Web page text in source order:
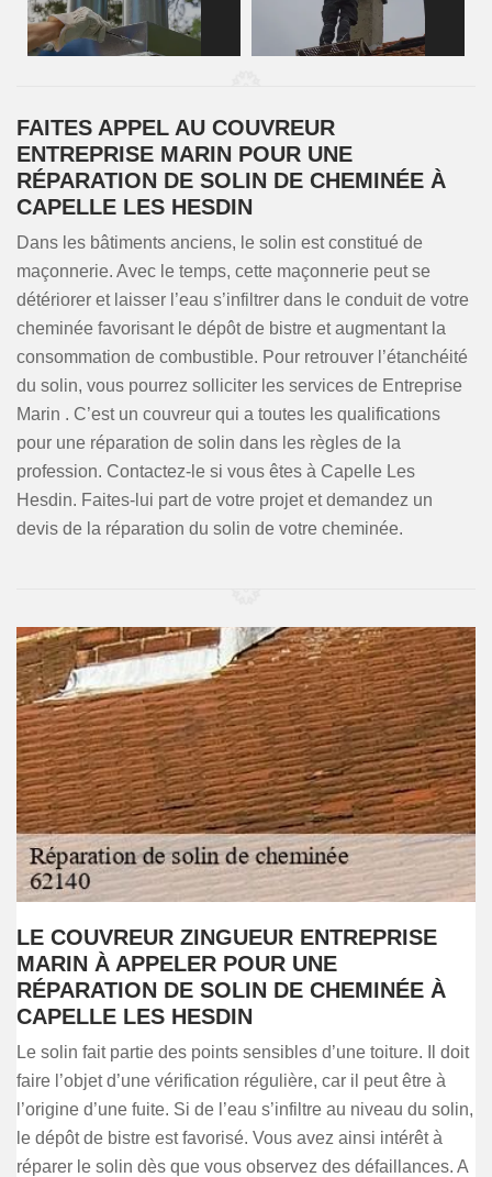
FAITES APPEL AU COUVREUR
ENTREPRISE MARIN POUR UNE
RÉPARATION DE SOLIN DE CHEMINÉE À
CAPELLE LES HESDIN
Dans les bâtiments anciens, le solin est constitué de
maçonnerie. Avec le temps, cette maçonnerie peut se
détériorer et laisser l’eau s’infiltrer dans le conduit de votre
cheminée favorisant le dépôt de bistre et augmentant la
consommation de combustible. Pour retrouver l’étanchéité
du solin, vous pourrez solliciter les services de Entreprise
Marin . C’est un couvreur qui a toutes les qualifications
pour une réparation de solin dans les règles de la
profession. Contactez-le si vous êtes à Capelle Les
Hesdin. Faites-lui part de votre projet et demandez un
devis de la réparation du solin de votre cheminée.
LE COUVREUR ZINGUEUR ENTREPRISE
MARIN À APPELER POUR UNE
RÉPARATION DE SOLIN DE CHEMINÉE À
CAPELLE LES HESDIN
Le solin fait partie des points sensibles d’une toiture. Il doit
faire l’objet d’une vérification régulière, car il peut être à
l’origine d’une fuite. Si de l’eau s’infiltre au niveau du solin,
le dépôt de bistre est favorisé. Vous avez ainsi intérêt à
réparer le solin dès que vous observez des défaillances. A